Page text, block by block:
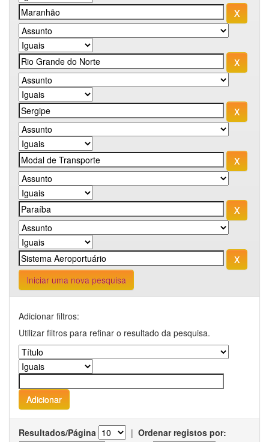
Iniciar uma nova pesquisa
Adicionar filtros:
Utilizar filtros para refinar o resultado da pesquisa.
Resultados/Página | Ordenar registos por: